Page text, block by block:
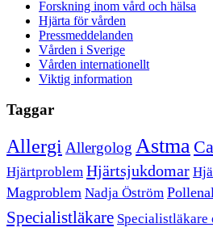
Forskning inom vård och hälsa
Hjärta för vården
Pressmeddelanden
Vården i Sverige
Vården internationellt
Viktig information
Taggar
Allergi Allergolog Astma
Hjärtproblem Hjärtsjukdomar
Magproblem Nadja Öström
Specialistläkare Specialistläkare